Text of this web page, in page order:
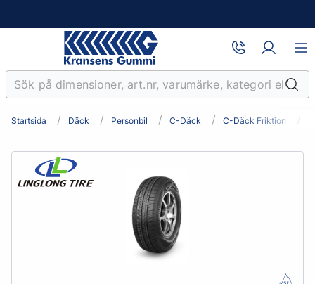
Startsida Däck Personbil C-Däck C-Däck Friktion